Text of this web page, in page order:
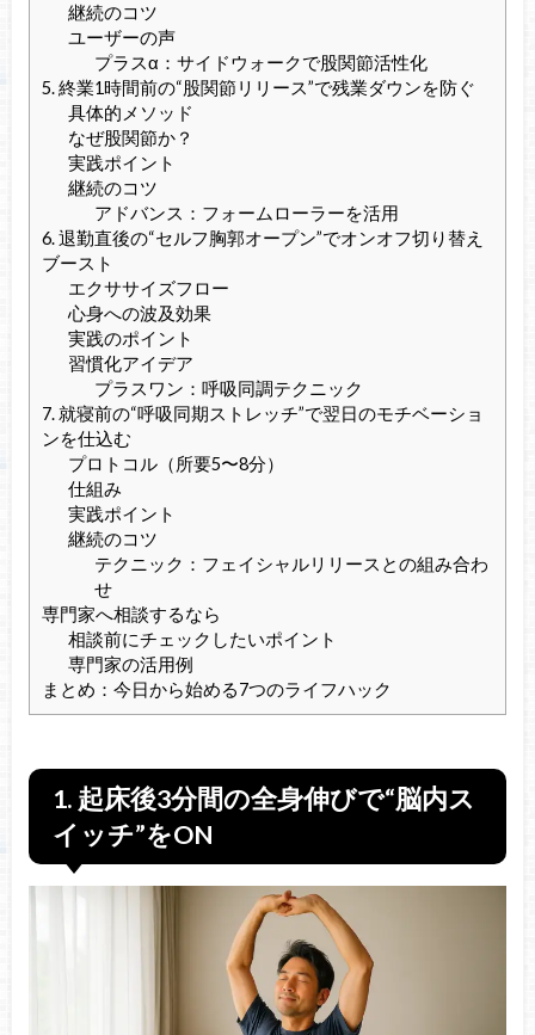
継続のコツ
ユーザーの声
プラスα：サイドウォークで股関節活性化
5. 終業1時間前の“股関節リリース”で残業ダウンを防ぐ
具体的メソッド
なぜ股関節か？
実践ポイント
継続のコツ
アドバンス：フォームローラーを活用
6. 退勤直後の“セルフ胸郭オープン”でオンオフ切り替え
ブースト
エクササイズフロー
心身への波及効果
実践のポイント
習慣化アイデア
プラスワン：呼吸同調テクニック
7. 就寝前の“呼吸同期ストレッチ”で翌日のモチベーショ
ンを仕込む
プロトコル（所要5〜8分）
仕組み
実践ポイント
継続のコツ
テクニック：フェイシャルリリースとの組み合わ
せ
専門家へ相談するなら
相談前にチェックしたいポイント
専門家の活用例
まとめ：今日から始める7つのライフハック
1. 起床後3分間の全身伸びで“脳内ス
イッチ”をON